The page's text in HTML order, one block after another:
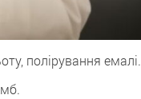
полірування емалі.